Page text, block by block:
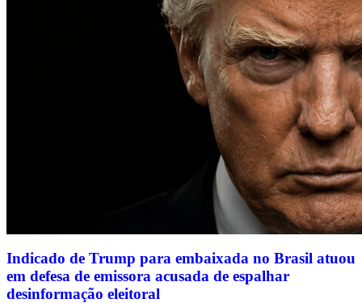
Indicado de Trump para embaixada no Brasil atuou
em defesa de emissora acusada de espalhar
desinformação eleitoral